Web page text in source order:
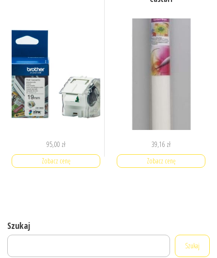
95,00 zł
Zobacz cenę
39,16 zł
Zobacz cenę
Szukaj
Szukaj